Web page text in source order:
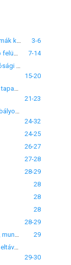
3-6
7-14
15-20
21-23
24-32
24-25
26-27
27-28
28-29
28
28
28
28-29
29
29-30